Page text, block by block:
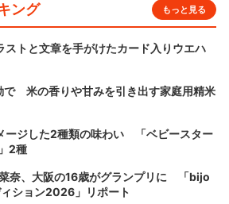
ング もっと見る
ストと文章を手がけたカード入りウエハ
で 米の香りや甘みを引き出す家庭用精米
ージした2種類の味わい 「ベビースター
2種
奈、大阪の16歳がグランプリに 「bijo
ション2026」リポート